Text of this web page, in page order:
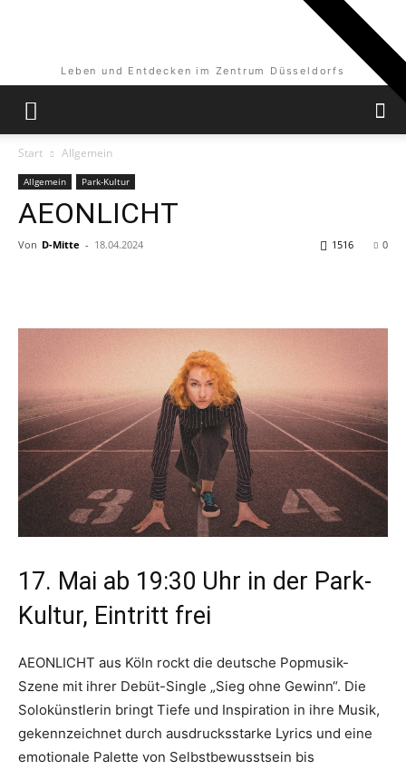
Leben und Entdecken im Zentrum Düsseldorfs
Start Allgemein
Allgemein Park-Kultur
AEONLICHT
Von D-Mitte - 18.04.2024 0
1516
17. Mai ab 19:30 Uhr in der Park-
Kultur, Eintritt frei
AEONLICHT aus Köln rockt die deutsche Popmusik-
Szene mit ihrer Debüt-Single „Sieg ohne Gewinn“. Die
Solokünstlerin bringt Tiefe und Inspiration in ihre Musik,
gekennzeichnet durch ausdrucksstarke Lyrics und eine
emotionale Palette von Selbstbewusstsein bis